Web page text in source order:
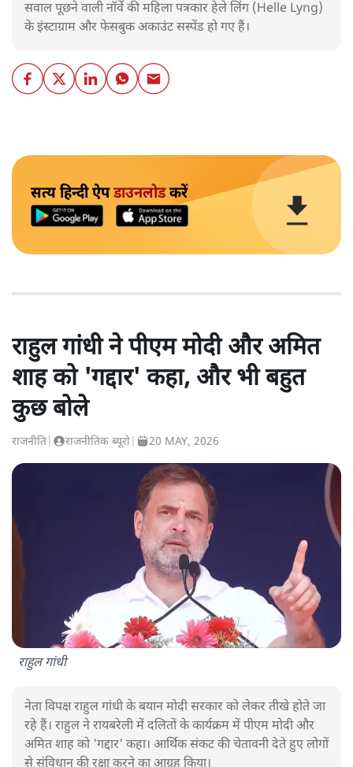
सवाल पूछने वाली नॉर्वे की महिला पत्रकार हेले लिंग (Helle Lyng)
के इंस्टाग्राम और फेसबुक अकाउंट सस्पेंड हो गए हैं।
सत्य हिन्दी ऐपडाउनलोडकरें
राहुल गांधी ने पीएम मोदी और अमित
शाह को 'गद्दार' कहा, और भी बहुत
कुछ बोले
राजनीति राजनीतिक ब्यूरो 20 MAY, 2026
राहुल गांधी
नेता विपक्ष राहुल गांधी के बयान मोदी सरकार को लेकर तीखे होते जा
रहे हैं। राहुल ने रायबरेली में दलितों के कार्यक्रम में पीएम मोदी और
अमित शाह को 'गद्दार' कहा। आर्थिक संकट की चेतावनी देते हुए लोगों